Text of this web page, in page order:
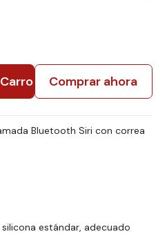
Comprar ahora
Bluetooth Siri con correa
estándar, adecuado